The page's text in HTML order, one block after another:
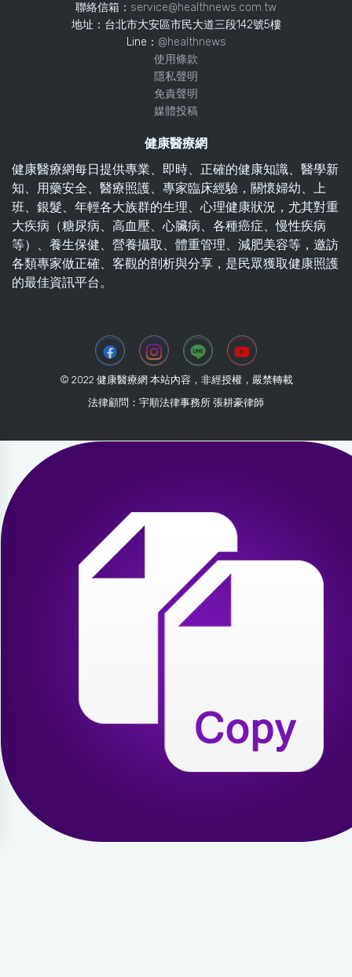
聯絡信箱： service@healthnews.com.tw
地址：台北市大安區市民大道三段142號5樓
Line： @healthnews
使用條款
隱私聲明
免責聲明
媒體投稿
健康醫療網
健康醫療網每日提供專業、即時、正確的健康知識、醫學新
知、用藥安全、醫療照護、專家臨床經驗，關懷婦幼、上
班、銀髮、年輕各大族群的生理、心理健康狀況，尤其對重
大疾病（糖尿病、高血壓、心臟病、各種癌症、慢性疾病
等）、養生保健、營養攝取、體重管理、減肥美容等，邀訪
各類專家做正確、客觀的剖析與分享，是民眾獲取健康照護
的最佳資訊平台。
© 2022 健康醫療網 本站內容，非經授權，嚴禁轉載
法律顧問：宇順法律事務所 張耕豪律師